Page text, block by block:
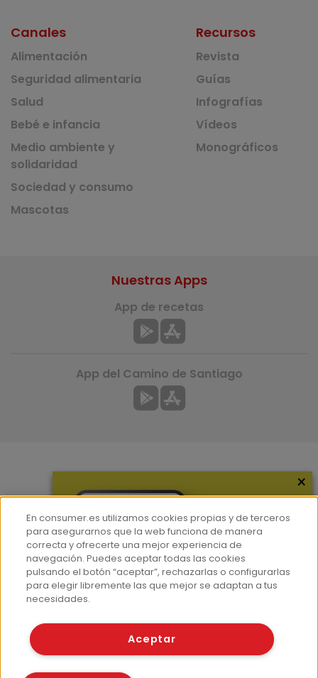
Canales
Alimentación
Seguridad alimentaria
Salud
Bebé e infancia
Medio ambiente y
solidaridad
Sociedad y consumo
Mascotas
Recursos
Revista
Guías
Infografías
Vídeos
Monográficos
Hemeroteca
Contacto
Prensa
Corpus Lingüístico Consumer
Nuestras Apps
App de recetas
App del Camino de Santiago
© Fundación EROSKI
Políticas de cookies
×
En consumer.es utilizamos cookies propias y de terceros
para asegurarnos que la web funciona de manera
correcta y ofrecerte una mejor experiencia de
navegación. Puedes aceptar todas las cookies
pulsando el botón “aceptar”, rechazarlas o configurarlas
para elegir libremente las que mejor se adaptan a tus
necesidades.
Aceptar